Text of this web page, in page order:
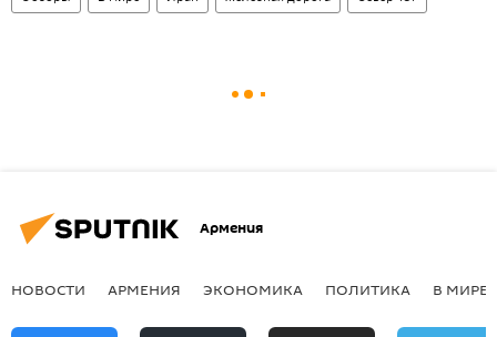
Армения
НОВОСТИ АРМЕНИЯ ЭКОНОМИКА ПОЛИТИКА В МИРЕ